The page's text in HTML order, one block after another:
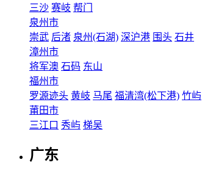
三沙 赛岐 帮门
泉州市
崇武 后渚 泉州(石湖) 深沪港 围头 石井
漳州市
将军澳 石码 东山
福州市
罗源迹头 黄岐 马尾 福清湾(松下港) 竹屿
莆田市
三江口 秀屿 梯吴
广东